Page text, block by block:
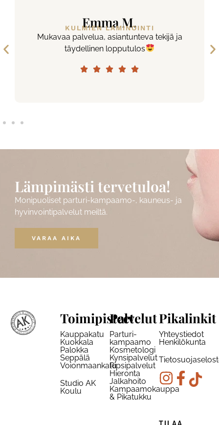
Emma M.
KULMIEN LAMINOINTI
Mukavaa palvelua, asiantunteva tekijä ja
täydellinen lopputulos
Lämpimästi tervetuloa!
Monipuoliset parturi-kampaamo-, kauneus- ja
hyvinvointipalvelut meiltä.
VARAA AIKA
Toimipisteet
Kauppakatu
Kuokkala
Palokka
Seppälä
Voionmaankatu
Studio AK
Koulu
Palvelut
Parturi-
kampaamo
Kosmetologi
Kynsipalvelut
Ripsipalvelut
Hieronta
Jalkahoito
Kampaamokauppa
& Pikatukku
Pikalinkit
Yhteystiedot
Henkilökunta